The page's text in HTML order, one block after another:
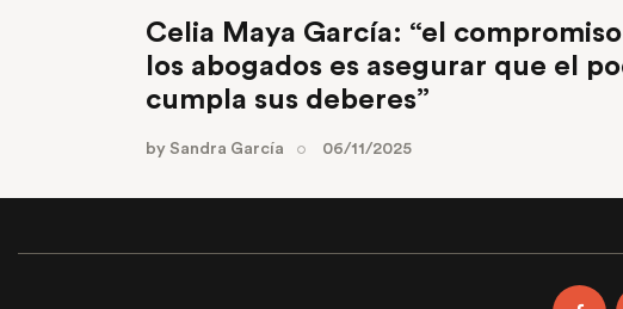
Celia Maya García: “el
los abogados es asegurar que el
cumpla sus deberes”
by Sandra García 06/11/2025